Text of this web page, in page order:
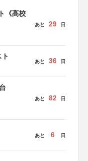
《高校
あと 29 日
あと 36 日
あと 82 日
あと 6 日